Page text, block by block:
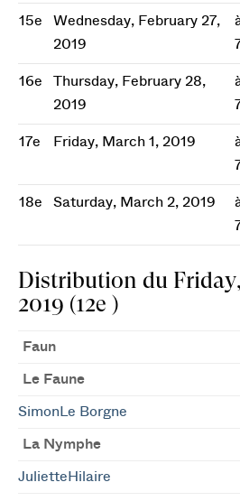
15e
Wednesday, February 27,
2019
16e
Thursday, February 28,
2019
17e Friday, March 1, 2019
18e Saturday, March 2, 2019
Distribution du
2019 (12e )
Faun
Le Faune
SimonLe Borgne
La Nymphe
JulietteHilaire